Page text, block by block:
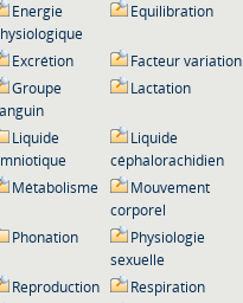
Energie
Equilibration
Excrétion
Facteur variation
Groupe
Lactation
Liquide
Liquide
céphalorachidien
Métabolisme
Mouvement
corporel
Phonation
Physiologie
sexuelle
Reproduction
Respiration